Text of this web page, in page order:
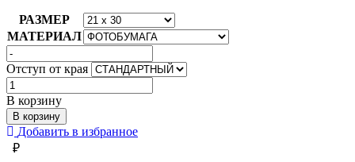
РАЗМЕР
МАТЕРИАЛ
Отступ от края
Количество
товара
МЭГГИ
СТИВЕНСОН
ДЕВУШКА
В корзину
В корзину
Добавить в избранное
₽